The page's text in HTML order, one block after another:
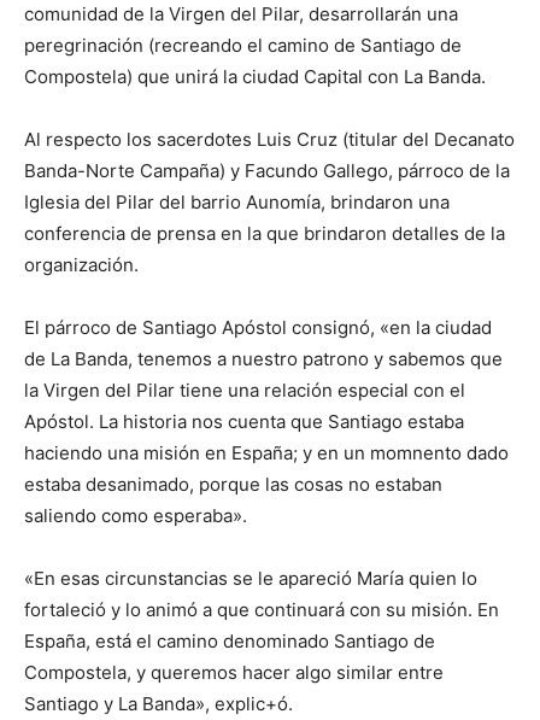
comunidad de la Virgen del Pilar, desarrollarán una
peregrinación (recreando el camino de Santiago de
Compostela) que unirá la ciudad Capital con La Banda.
Al respecto los sacerdotes Luis Cruz (titular del Decanato
Banda-Norte Campaña) y Facundo Gallego, párroco de la
Iglesia del Pilar del barrio Aunomía, brindaron una
conferencia de prensa en la que brindaron detalles de la
organización.
El párroco de Santiago Apóstol consignó, «en la ciudad
de La Banda, tenemos a nuestro patrono y sabemos que
la Virgen del Pilar tiene una relación especial con el
Apóstol. La historia nos cuenta que Santiago estaba
haciendo una misión en España; y en un momnento dado
estaba desanimado, porque las cosas no estaban
saliendo como esperaba».
«En esas circunstancias se le apareció María quien lo
fortaleció y lo animó a que continuará con su misión. En
España, está el camino denominado Santiago de
Compostela, y queremos hacer algo similar entre
Santiago y La Banda», explic+ó.